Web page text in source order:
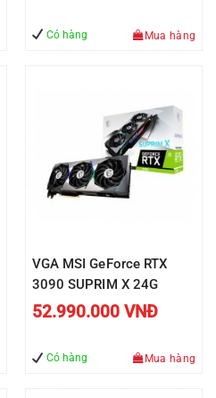
Có hàng Mua hàng
VGA MSI GeForce RTX
3090 SUPRIM X 24G
52.990.000 VNĐ
Có hàng Mua hàng